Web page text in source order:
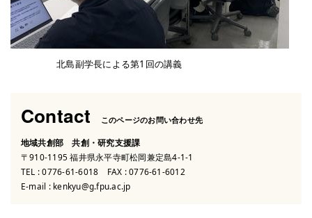
北島副学長による第1回の講義
Contact このページのお問い合わせ先
地域共創部 共創・研究支援課
〒910-1195 福井県永平寺町松岡兼定島4-1-1
TEL :0776-61-6018 FAX : 0776-61-6012
E-mail : kenkyu@g.fpu.ac.jp